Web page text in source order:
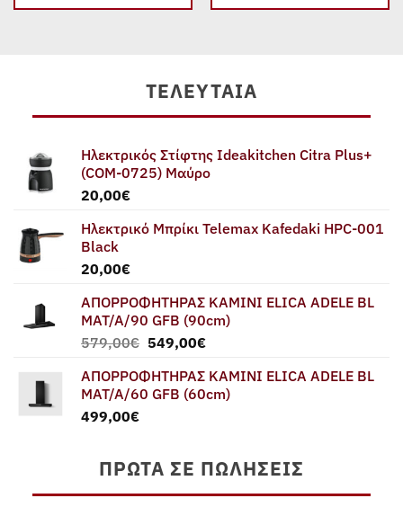
ΤΕΛΕΥΤΑΊΑ
Ηλεκτρικός Στίφτης Ideakitchen Citra Plus+
(COM-0725) Μαύρο
20,00€
Ηλεκτρικό Μπρίκι Telemax Kafedaki HPC-001
Black
20,00€
ΑΠΟΡΡΟΦΗΤΗΡΑΣ ΚΑΜΙΝΙ ELICA ADELE BL
MAT/A/90 GFB (90cm)
579,00€ Original
was:
579,00€.
549,00€Η
τιμή
είναι:
ΑΠΟΡΡΟΦΗΤΗΡΑΣ ΚΑΜΙΝΙ ELICA ADELE BL
MAT/A/60 GFB (60cm)
499,00€
ΠΡΏΤΑ ΣΕ ΠΩΛΉΣΕΙΣ